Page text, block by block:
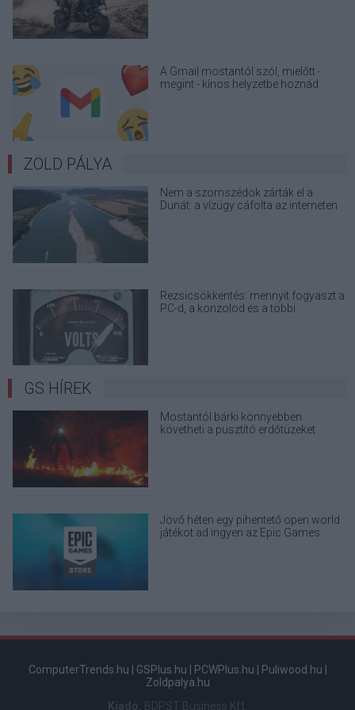
A Gmail mostantól szól, mielőtt -
megint - kínos helyzetbe hoznád
ZÖLD PÁLYA
Nem a szomszédok zárták el a
Dunát: a vízügy cáfolta az interneten
Rezsicsökkentés: mennyit fogyaszt a
PC-d, a konzolod és a többi
GS HÍREK
Mostantól bárki könnyebben
követheti a pusztító erdőtüzeket
Jövő héten egy pihentető open world
játékot ad ingyen az Epic Games
ComputerTrends.hu GSPlus.hu PCWPlus.hu Puliwood.hu
Zoldpalya.hu
Kiadó:
BDPST Business Kft.